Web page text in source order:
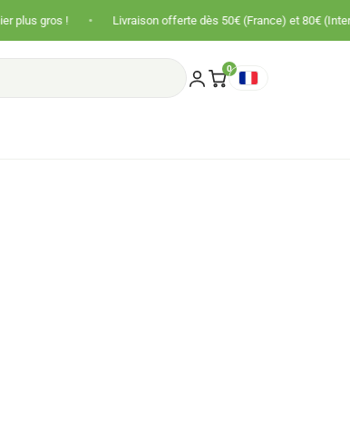
• Livraison offerte dès 50€ (France) et 80€ (International)
0